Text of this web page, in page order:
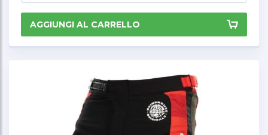
AGGIUNGI AL CARRELLO